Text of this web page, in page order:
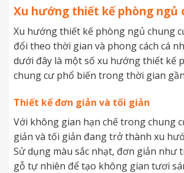
Xu hướng thiết kế phòng ngủ
Xu hướng thiết kế phòng ngủ chung
đổi theo thời gian và phong cách cá
dưới đây là một số xu hướng thiết kế
chung cư phổ biến trong thời gian
Thiết kế đơn giản và tối giản
Với không gian hạn chế trong chung
giản và tối giản đang trở thành xu
Sử dụng màu sắc nhạt, đơn giản như
gỗ tự nhiên để tạo không gian tươi